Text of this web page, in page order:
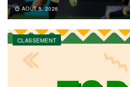
AOÛT 5, 2026
CLASSEMENT